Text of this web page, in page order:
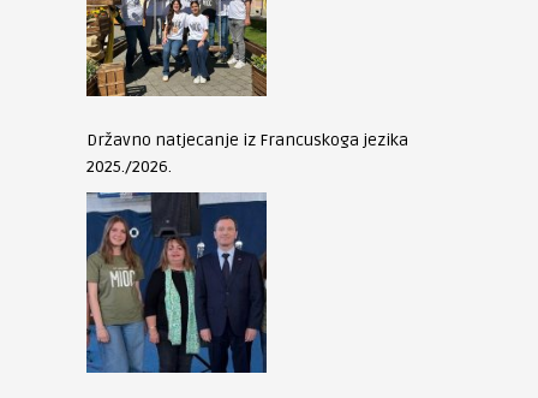
Državno natjecanje iz Francuskoga jezika
2025./2026.